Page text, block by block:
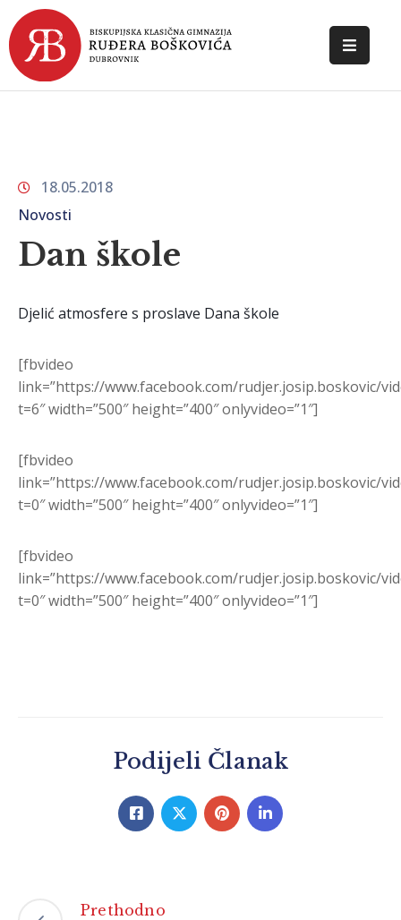
POČETNA
DOKUMENTI
KONTAKT
18.05.2018
Novosti
Dan škole
Djelić atmosfere s proslave Dana škole
[fbvideo
link=”https://www.facebook.com/rudjer.josip.boskovic/
t=6″ width=”500″ height=”400″ onlyvideo=”1″]
[fbvideo
link=”https://www.facebook.com/rudjer.josip.boskovic/
t=0″ width=”500″ height=”400″ onlyvideo=”1″]
[fbvideo
link=”https://www.facebook.com/rudjer.josip.boskovic/
t=0″ width=”500″ height=”400″ onlyvideo=”1″]
Podijeli Članak
Prethodno